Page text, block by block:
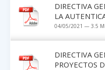
DIRECTIVA
LA
04/05/2021 — 3.5
DIRECTIVA
PROYECTOS